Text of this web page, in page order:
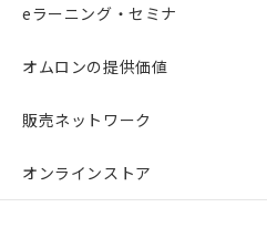
eラーニング・セミナ
オムロンの提供価値
販売ネットワーク
オンラインストア